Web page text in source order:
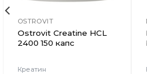
OSTROVIT
Ostrovit Creatine HCL
2400 150 капс
Креатин